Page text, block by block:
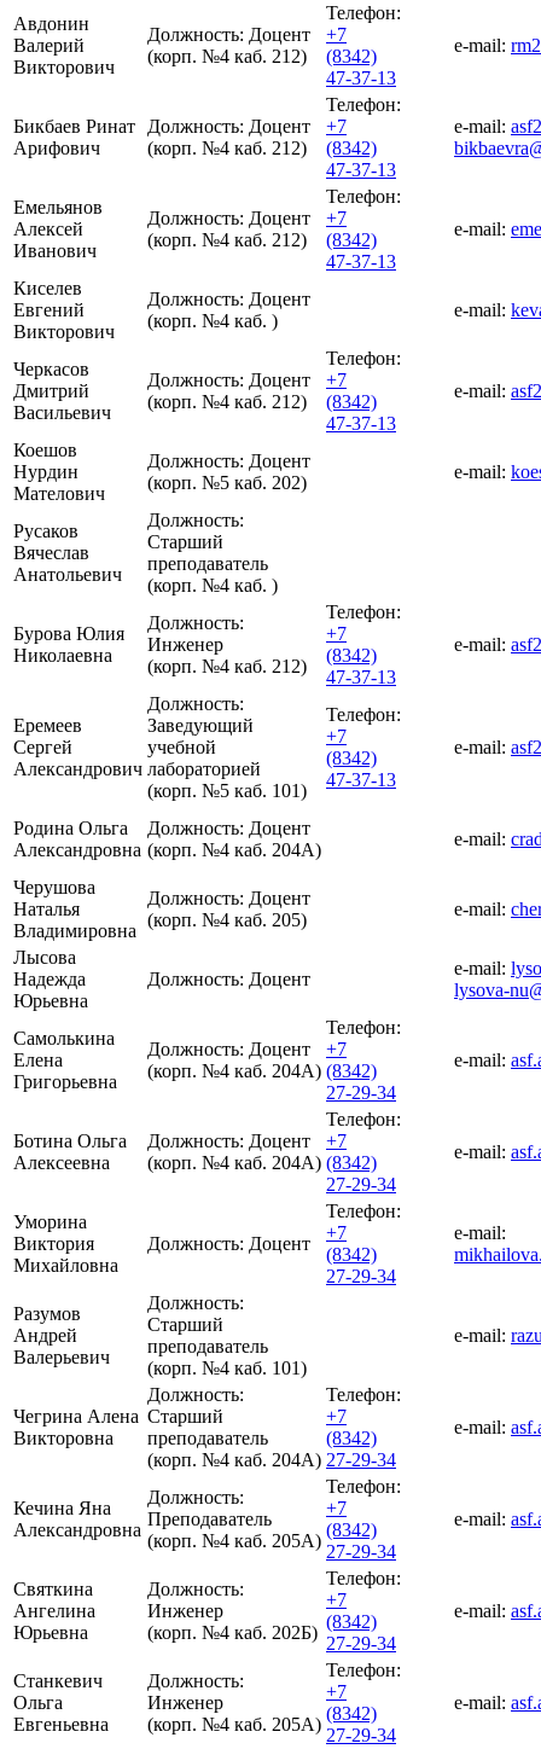
Авдонин
Валерий
Викторович
Должность: Доцент
(корп. №4 каб. 212)
Телефон:
+7
(8342)
47-37-13
e-mail:
Бикбаев Ринат
Арифович
Должность: Доцент
(корп. №4 каб. 212)
Телефон:
+7
(8342)
47-37-13
e-mail:
Емельянов
Алексей
Иванович
Должность: Доцент
(корп. №4 каб. 212)
Телефон:
+7
(8342)
47-37-13
e-mail:
Киселев
Евгений
Викторович
Должность: Доцент
(корп. №4 каб. )
e-mail:
Черкасов
Дмитрий
Васильевич
Должность: Доцент
(корп. №4 каб. 212)
Телефон:
+7
(8342)
47-37-13
e-mail:
Коешов
Нурдин
Мателович
Должность: Доцент
(корп. №5 каб. 202)
e-mail:
Русаков
Вячеслав
Анатольевич
Должность:
Старший
преподаватель
(корп. №4 каб. )
Бурова Юлия
Николаевна
Должность:
Инженер
(корп. №4 каб. 212)
Телефон:
+7
(8342)
47-37-13
e-mail:
Еремеев
Сергей
Александрович
Должность:
Заведующий
учебной
лабораторией
(корп. №5 каб. 101)
Телефон:
+7
(8342)
47-37-13
e-mail:
Родина Ольга
Александровна
Должность: Доцент
(корп. №4 каб. 204А)
e-mail:
Черушова
Наталья
Владимировна
Должность: Доцент
(корп. №4 каб. 205)
e-mail:
Лысова
Надежда
Юрьевна
Должность: Доцент
e-mail:
lysova-
Самолькина
Елена
Григорьевна
Должность: Доцент
(корп. №4 каб. 204А)
Телефон:
+7
(8342)
27-29-34
e-mail:
Ботина Ольга
Алексеевна
Должность: Доцент
(корп. №4 каб. 204А)
Телефон:
+7
(8342)
27-29-34
e-mail:
Уморина
Виктория
Михайловна
Должность: Доцент
Телефон:
+7
(8342)
27-29-34
e-mail:
Разумов
Андрей
Валерьевич
Должность:
Старший
преподаватель
(корп. №4 каб. 101)
e-mail:
Чегрина Алена
Викторовна
Должность:
Старший
преподаватель
(корп. №4 каб. 204А)
Телефон:
+7
(8342)
27-29-34
e-mail:
Кечина Яна
Александровна
Должность:
Преподаватель
(корп. №4 каб. 205А)
Телефон:
+7
(8342)
27-29-34
e-mail:
Святкина
Ангелина
Юрьевна
Должность:
Инженер
(корп. №4 каб. 202Б)
Телефон:
+7
(8342)
27-29-34
e-mail:
Станкевич
Ольга
Евгеньевна
Должность:
Инженер
(корп. №4 каб. 205А)
Телефон:
+7
(8342)
27-29-34
e-mail: